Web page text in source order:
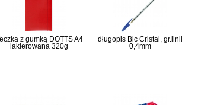
z gumką DOTTS A4
lakierowana 320g
długopis Bic Cristal, gr.linii
0,4mm